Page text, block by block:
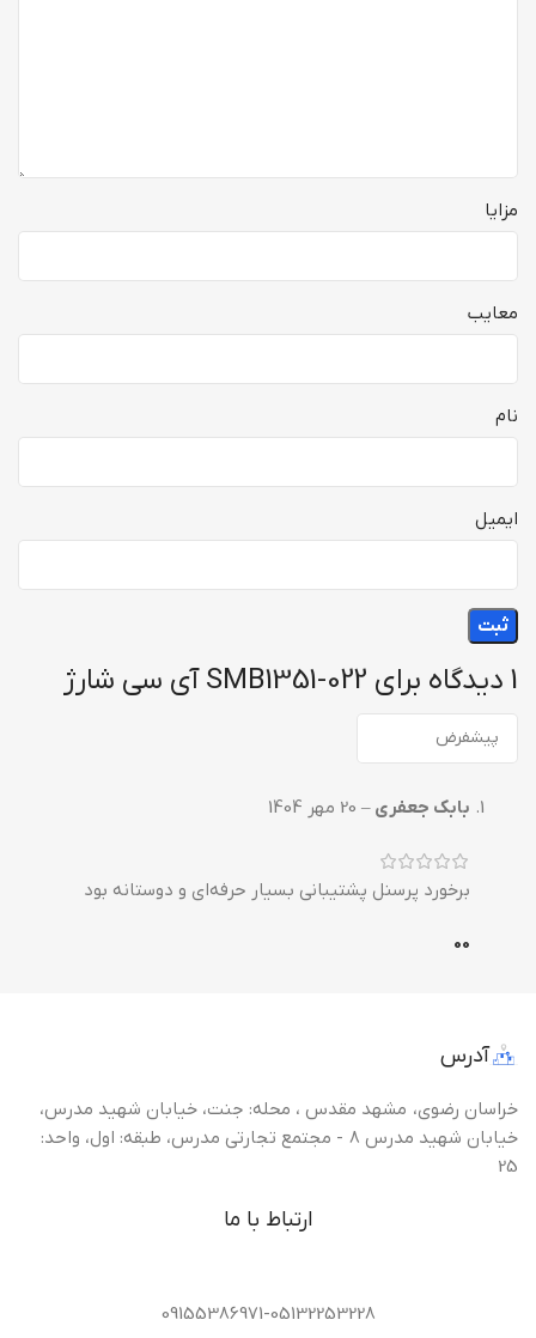
1 دیدگاه برای SMB1351-022 آی سی شارژ
بابک جعفری – 20 مهر 1404
برخورد پرسنل پشتیبانی بسیار حرفه‌ای و دوستانه بود
0
0
مزایا
معایب
نام
ایمیل
آدرس
خراسان رضوی، مشهد مقدس ، محله: جنت، خیابان شهید مدرس،
خیابان شهید مدرس 8 - مجتمع تجارتی مدرس، طبقه: اول، واحد:
25
ارتباط با ما
09155386971-05132253228